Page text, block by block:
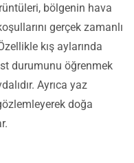
bölgenin hava
gerçek zamanlı
kış aylarında
durumunu öğrenmek
Ayrıca yaz
doğa